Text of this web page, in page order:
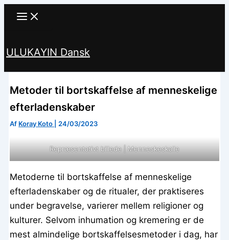
ULUKAYIN Dansk
Metoder til bortskaffelse af menneskelige
efterladenskaber
Af Koray Koto 24/03/2023
Repræsentativt billede | Menneskeskalle
Metoderne til bortskaffelse af menneskelige
efterladenskaber og de ritualer, der praktiseres
under begravelse, varierer mellem religioner og
kulturer. Selvom inhumation og kremering er de
mest almindelige bortskaffelsesmetoder i dag, har